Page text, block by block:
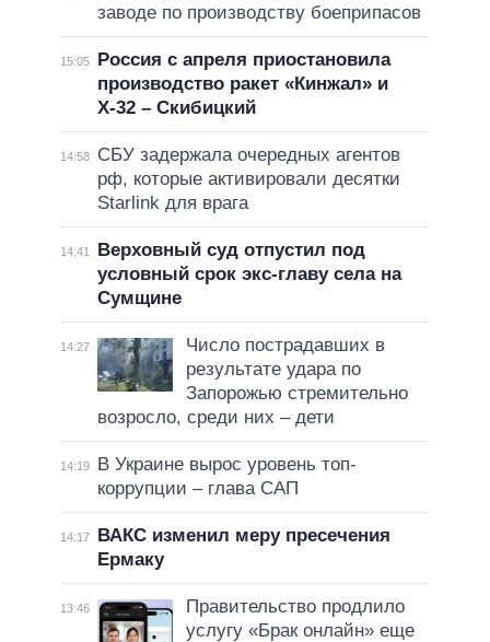
заводе по производству боеприпасов
15:05
Россия с апреля приостановила
производство ракет «Кинжал» и
Х-32 – Скибицкий
14:58
СБУ задержала очередных агентов
рф, которые активировали десятки
Starlink для врага
14:41
Верховный суд отпустил под
условный срок экс-главу села на
Сумщине
14:27
Число пострадавших в
результате удара по
Запорожью стремительно
возросло, среди них – дети
14:19
В Украине вырос уровень топ-
коррупции – глава САП
14:17
ВАКС изменил меру пресечения
Ермаку
13:46
Правительство продлило
услугу «Брак онлайн» еще